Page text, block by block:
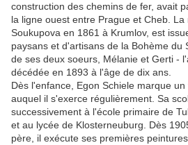
construction des chemins de fer, avait
la ligne ouest entre Prague et Cheb.
Soukupova en 1861 à Krumlov, est
paysans et d'artisans de la Bohème du
de ses deux soeurs, Mélanie et Gerti -
décédée en 1893 à l'âge de dix ans.
Dès l'enfance, Egon Schiele marque un
auquel il s'exerce régulièrement. Sa
successivement à l'école primaire de
et au lycée de Klosterneuburg. Dès
père, il exécute ses premières